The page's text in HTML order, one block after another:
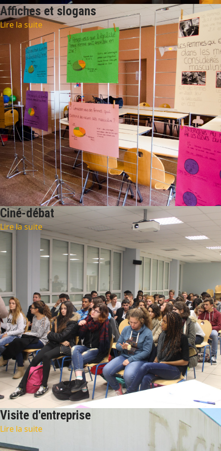
Affiches et slogans
Lire la suite
Ciné-débat
Lire la suite
Visite d'entreprise
Lire la suite